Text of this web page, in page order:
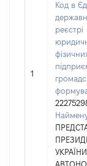
1
Код в
реєстрі